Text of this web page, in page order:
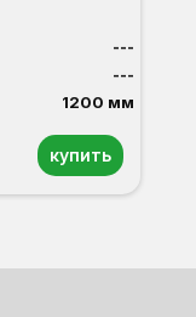
---
---
1200 мм
купить